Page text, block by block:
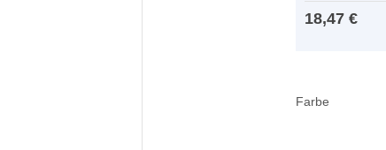
18,47 €
Farbe